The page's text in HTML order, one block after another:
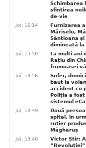
Schimbarea
sfințirea
de-vie
Joi, 16:14
Furnizarea
Mărișelu,
Sântioana și
dimineață la
Joi, 15:50
La mulți ani
Rațiu din
frumoasei
Joi, 13:56
Șofer,
băut la
accident cu
Poliția a
sistemul eCall
Joi, 13:49
Două
spital, în
rutier
Măgheruș
Joi, 13:40
Victor Știr: